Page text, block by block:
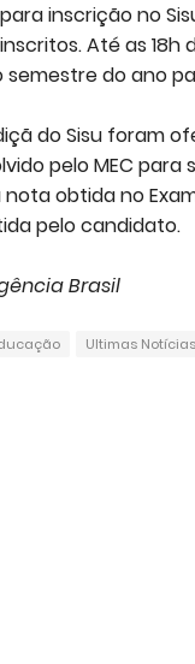
inscrição no
Até as 18h
semestre do ano
do Sisu foram
pelo MEC
obtida no
pelo candidato.
Brasil
Ultimas Notícias